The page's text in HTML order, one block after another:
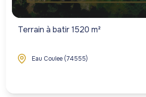
Terrain à batir 1520 m²
Eau Coulee (74555)